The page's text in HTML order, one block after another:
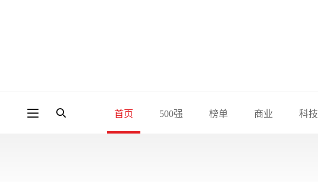
首页 500强 榜单 商业 科技